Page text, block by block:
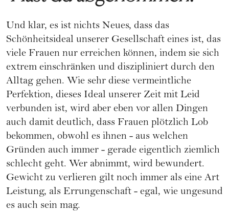
Und klar, es ist nichts Neues, dass das
Schönheitsideal unserer Gesellschaft eines ist, das
viele Frauen nur erreichen können, indem sie sich
extrem einschränken und diszipliniert durch den
Alltag gehen. Wie sehr diese vermeintliche
Perfektion, dieses Ideal unserer Zeit mit Leid
verbunden ist, wird aber eben vor allen Dingen
auch damit deutlich, dass Frauen plötzlich Lob
bekommen, obwohl es ihnen - aus welchen
Gründen auch immer - gerade eigentlich ziemlich
schlecht geht. Wer abnimmt, wird bewundert.
Gewicht zu verlieren gilt noch immer als eine Art
Leistung, als Errungenschaft - egal, wie ungesund
es auch sein mag.